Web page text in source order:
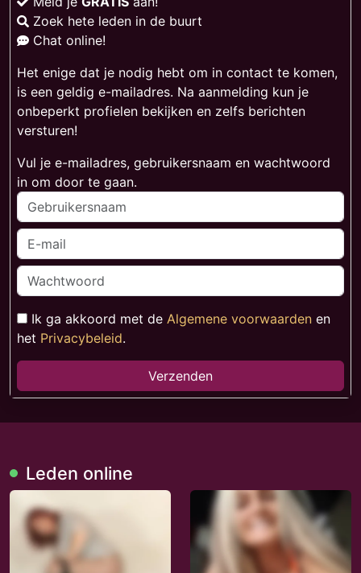
Zoek hete leden in de buurt
Chat online!
Het enige dat je nodig hebt om in contact te komen,
is een geldig e-mailadres. Na aanmelding kun je
onbeperkt profielen bekijken en zelfs berichten
versturen!
Vul je e-mailadres, gebruikersnaam en wachtwoord
in om door te gaan.
Ik ga akkoord met de Algemene voorwaarden en
het Privacybeleid.
Verzenden
Leden online